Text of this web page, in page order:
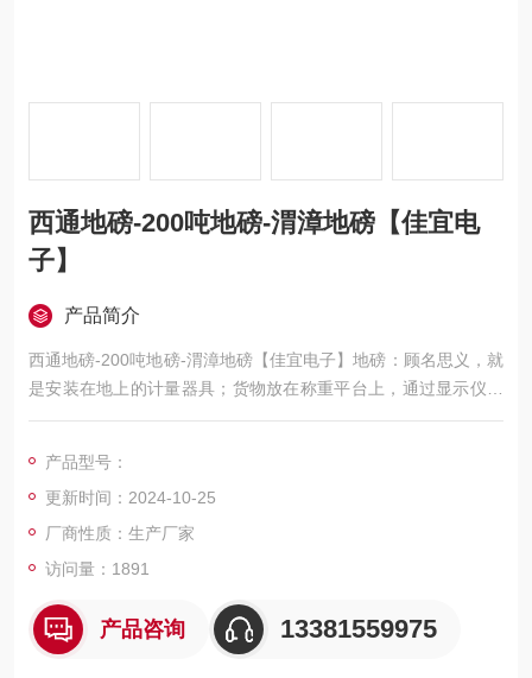
西通地磅-200吨地磅-渭漳地磅【佳宜电
子】
产品简介
西通地磅-200吨地磅-渭漳地磅【佳宜电子】地磅：顾名思义，就
是安装在地上的计量器具；货物放在称重平台上，通过显示仪表
直接显示出货物重量的一种设备；想了解或订购120吨地磅的用
放心，热切期等与您的交流和合作！
产品型号：
更新时间：2024-10-25
厂商性质：生产厂家
访问量：1891
产品咨询 13381559975